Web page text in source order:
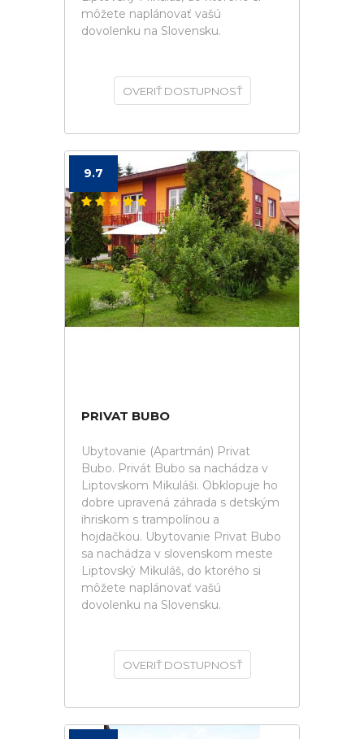
môžete naplánovať vašú
dovolenku na Slovensku.
OVERIŤ DOSTUPNOSŤ
9.7
PRIVAT BUBO
Ubytovanie (Apartmán) Privat
Bubo. Privát Bubo sa nachádza v
Liptovskom Mikuláši. Obklopuje ho
dobre upravená záhrada s detským
ihriskom s trampolínou a
hojdačkou. Ubytovanie Privat Bubo
sa nachádza v slovenskom meste
Liptovský Mikuláš, do ktorého si
môžete naplánovať vašú
dovolenku na Slovensku.
OVERIŤ DOSTUPNOSŤ